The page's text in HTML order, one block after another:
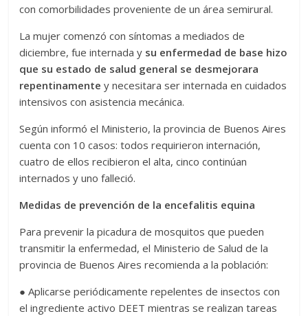
con comorbilidades proveniente de un área semirural.
La mujer comenzó con síntomas a mediados de
diciembre, fue internada y su enfermedad de base hizo
que su estado de salud general se desmejorara
repentinamente y necesitara ser internada en cuidados
intensivos con asistencia mecánica.
Según informó el Ministerio, la provincia de Buenos Aires
cuenta con 10 casos: todos requirieron internación,
cuatro de ellos recibieron el alta, cinco continúan
internados y uno falleció.
Medidas de prevención de la encefalitis equina
Para prevenir la picadura de mosquitos que pueden
transmitir la enfermedad, el Ministerio de Salud de la
provincia de Buenos Aires recomienda a la población:
● Aplicarse periódicamente repelentes de insectos con
el ingrediente activo DEET mientras se realizan tareas